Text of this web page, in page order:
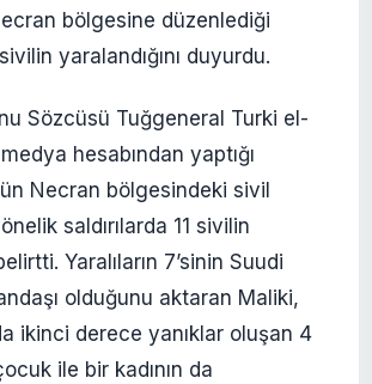
bölgesine düzenlediği
yaralandığını duyurdu.
Sözcüsü Tuğgeneral Turki el-
hesabından yaptığı
Necran bölgesindeki sivil
saldırılarda 11 sivilin
Yaralıların 7’sinin Suudi
olduğunu aktaran Maliki,
ikinci derece yanıklar oluşan 4
ile bir kadının da